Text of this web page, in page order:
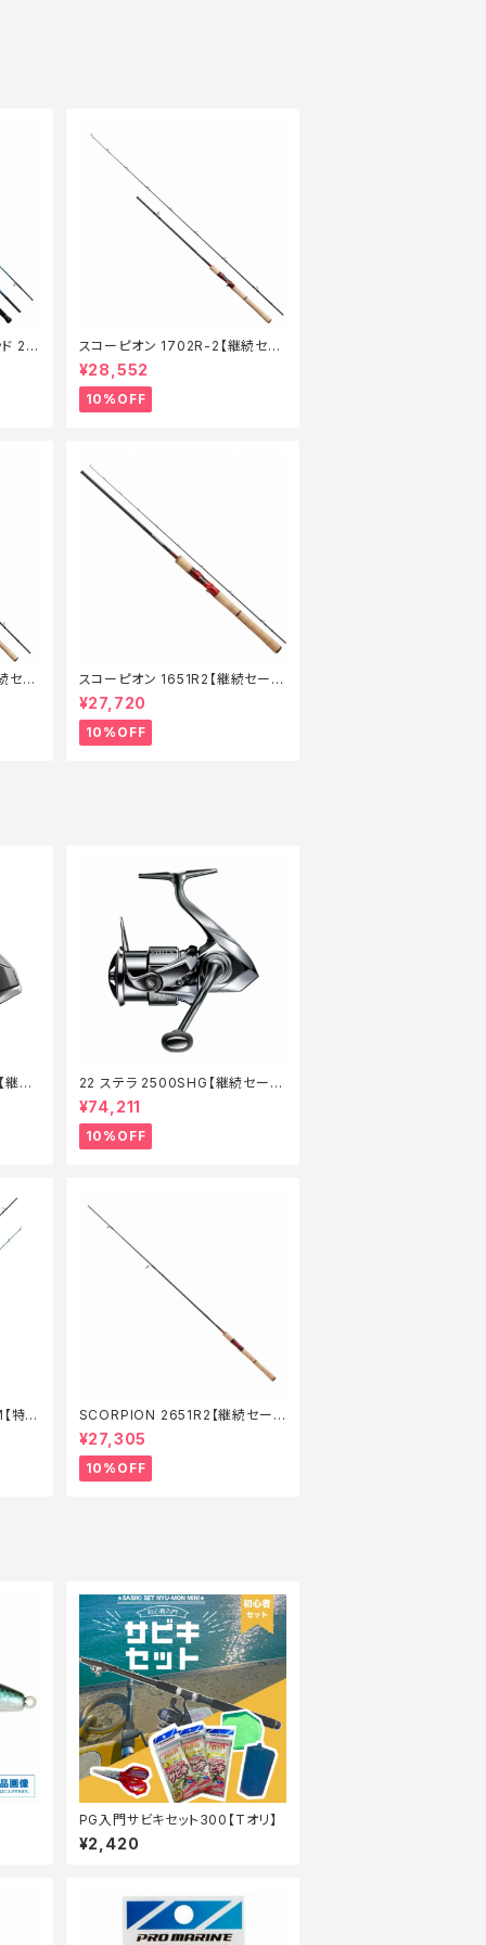
21
1
スコーピオン 1702R-2【継続セー
ル_ロッド】【10】
¥28,552
10%OFF
セー
スコーピオン 1651R2【継続セール
_ロッド】【10】
¥27,720
10%OFF
継続
22 ステラ 2500SHG【継続セール
_リール】【10】
¥74,211
10%OFF
特価
SCORPION 2651R2【継続セール
_ロッド】【10】
¥27,305
10%OFF
PG入門サビキセット300【Tオリ】
¥2,420